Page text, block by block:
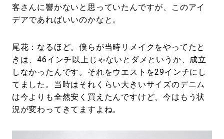
客さんに響かないと思っていたんですが、このアイ
デアであればいいのかなと。
尾花：なるほど。僕らが当時リメイクをやってたと
きは、46インチ以上じゃないとダメというか、成立
しなかったんです。それをウエストを29インチにし
てました。当時はそれくらい大きいサイズのデニム
は今よりも全然安く買えたんですけど、今はもう状
況が変わってきてますよね。